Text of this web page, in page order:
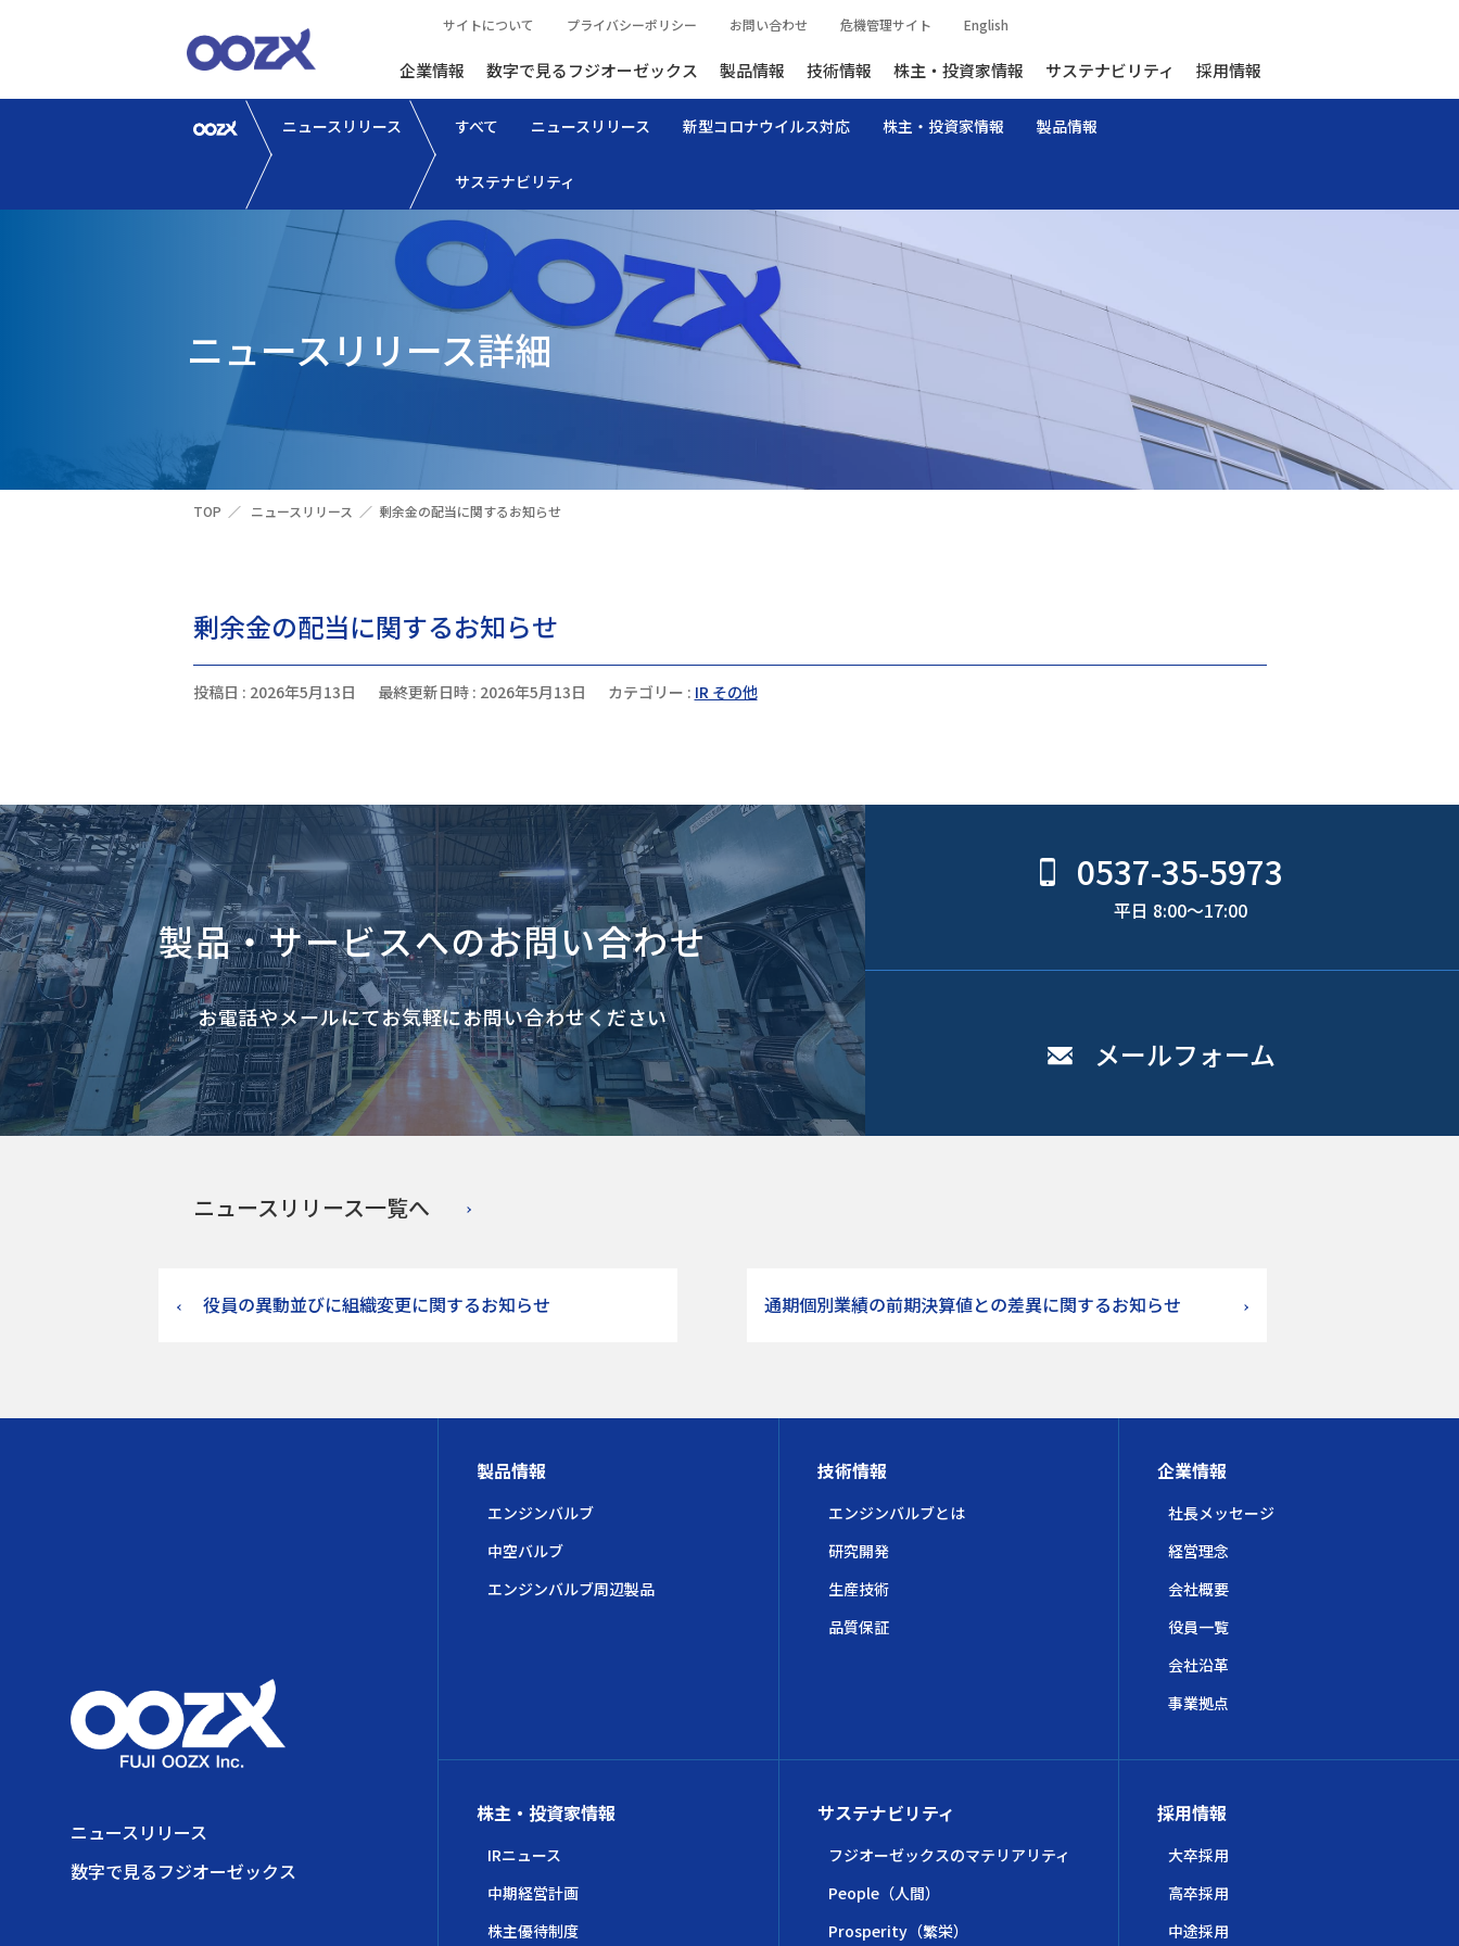
サイトについて プライバシーポリシー お問い合わせ 危機管理サイト English
企業情報 数字で見るフジオーゼックス 製品情報 技術情報 株主・投資家情報 サステナビリティ 採用情報
ニュースリリース すべて ニュースリリース 新型コロナウイルス対応 株主・投資家情報 製品情報
サステナビリティ
ニュースリリース詳細
TOP ニュースリリース 剰余金の配当に関するお知らせ
剰余金の配当に関するお知らせ
投稿日 : 2026年5月13日 最終更新日時 : 2026年5月13日 カテゴリー : IR その他
製品・サービスへのお問い合わせ
お電話やメールにてお気軽にお問い合わせください
0537-35-5973
平日 8:00〜17:00
メールフォーム
ニュースリリース一覧へ
役員の異動並びに組織変更に関するお知らせ 通期個別業績の前期決算値との差異に関するお知らせ
ニュースリリース
数字で見るフジオーゼックス
製品情報
エンジンバルブ
中空バルブ
エンジンバルブ周辺製品
技術情報
エンジンバルブとは
研究開発
生産技術
品質保証
企業情報
社長メッセージ
経営理念
会社概要
役員一覧
会社沿革
事業拠点
株主・投資家情報
IRニュース
中期経営計画
株主優待制度
サステナビリティ
フジオーゼックスのマテリアリティ
People（人間）
Prosperity（繁栄）
採用情報
大卒採用
高卒採用
中途採用